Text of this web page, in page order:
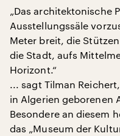
„Das architektonische
Ausstellungssäle
Meter breit, die
die Stadt, aufs
Horizont.“
... sagt Tilman
in Algerien geborenen
Besondere an diesem
das „Museum der